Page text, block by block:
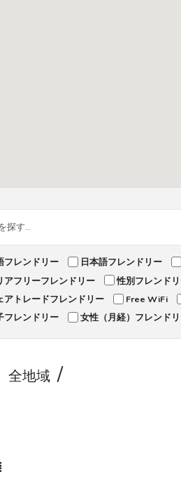
フレンドリー 日本語フレンドリー
アフリーフレンドリー
性別フレンド
アトレードフレンドリー
Free WiFi
フレンドリー
女性（月経）フレンド
全地域